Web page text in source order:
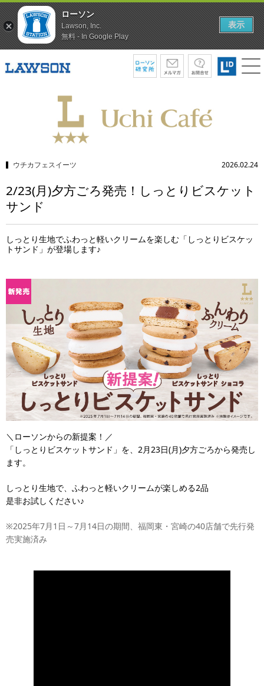
ウチカフェスイーツ 2026.02.24
2/23(月)夕方ごろ発売！しっとりビスケット
サンド
しっとり生地でふわっと軽いクリームを楽しむ「しっとりビスケッ
トサンド」が登場します♪
＼ローソンからの新提案！／
「しっとりビスケットサンド」を、2月23日(月)夕方ごろから発売し
ます。
しっとり生地で、ふわっと軽いクリームが楽しめる2品
是非お試しください♪
※2025年7月1日～7月14日の期間、福岡東・宮崎の40店舗で先行発
売実施済み
ローソン
Lawson, Inc.
無料 - In Google Play
表示